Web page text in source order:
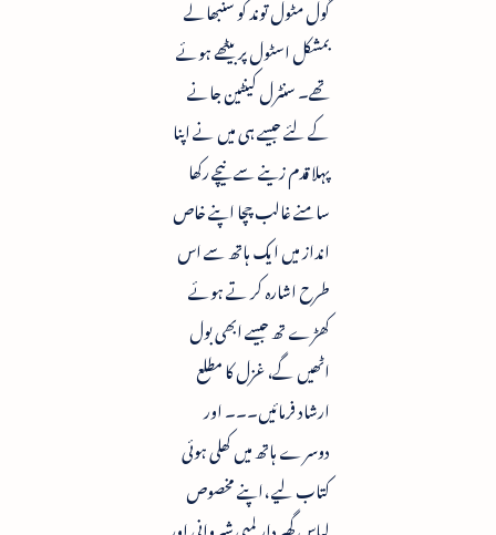
گول مٹول توند کو سنبھالے
بمشکل اسٹول پر بیٹھے ہوئے
تھے۔ سنٹرل کینٹین جانے
کے لئے جیسے ہی میں نے اپنا
پہلا قدم زینے سے نیچے رکھا
سامنے غالب چچا اپنے خاص
انداز میں ایک ہاتھ سے اس
طرح اشارہ کر تے ہوئے
کھڑے تھ جیسے ابھی بول
اٹھیں گے، غزل کا مطلع
ارشاد فرمائیں۔۔۔ اور
دوسرے ہاتھ میں کھلی ہوئی
کتاب لیے ،اپنے مخصوص